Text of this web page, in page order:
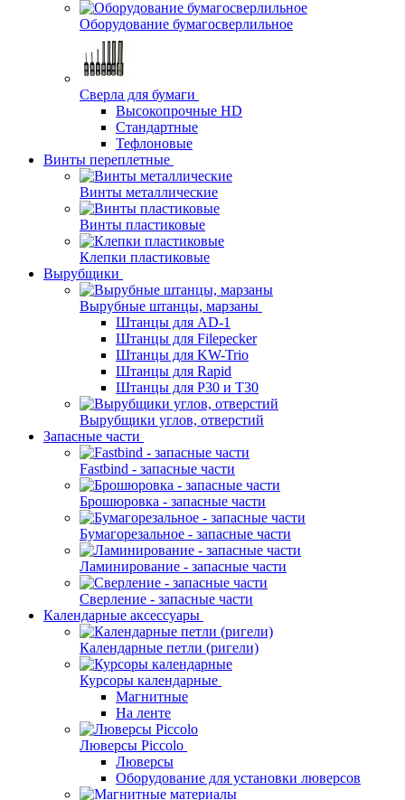
Оборудование бумагосверлильное
Сверла для бумаги
Высокопрочные HD
Стандартные
Тефлоновые
Винты переплетные
Винты металлические
Винты пластиковые
Клепки пластиковые
Вырубщики
Вырубные штанцы, марзаны
Штанцы для AD-1
Штанцы для Filepecker
Штанцы для KW-Trio
Штанцы для Rapid
Штанцы для Р30 и Т30
Вырубщики углов, отверстий
Запасные части
Fastbind - запасные части
Брошюровка - запасные части
Бумагорезальное - запасные части
Ламинирование - запасные части
Сверление - запасные части
Календарные аксессуары
Календарные петли (ригели)
Курсоры календарные
Магнитные
На ленте
Люверсы Piccolo
Люверсы
Оборудование для установки люверсов